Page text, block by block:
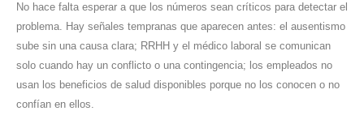
No hace falta esperar a que los números sean críticos para detectar el
problema. Hay señales tempranas que aparecen antes: el ausentismo
sube sin una causa clara; RRHH y el médico laboral se comunican
solo cuando hay un conflicto o una contingencia; los empleados no
usan los beneficios de salud disponibles porque no los conocen o no
confían en ellos.